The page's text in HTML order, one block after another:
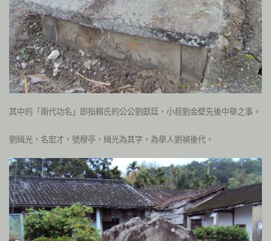
其中的「兩代功名」即指賴氏的公公劉獻廷、小叔劉金壁先後中舉之事。
劉緝光，名宏才，號穆亭，緝光為其字。為舉人劉禎後代。